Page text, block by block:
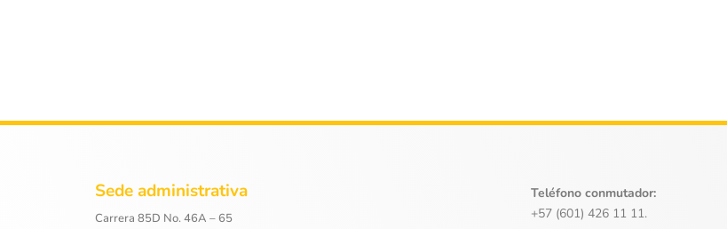
Sede administrativa
Carrera 85D No. 46A – 65
Teléfono conmutador:
+57 (601) 426 11 11.